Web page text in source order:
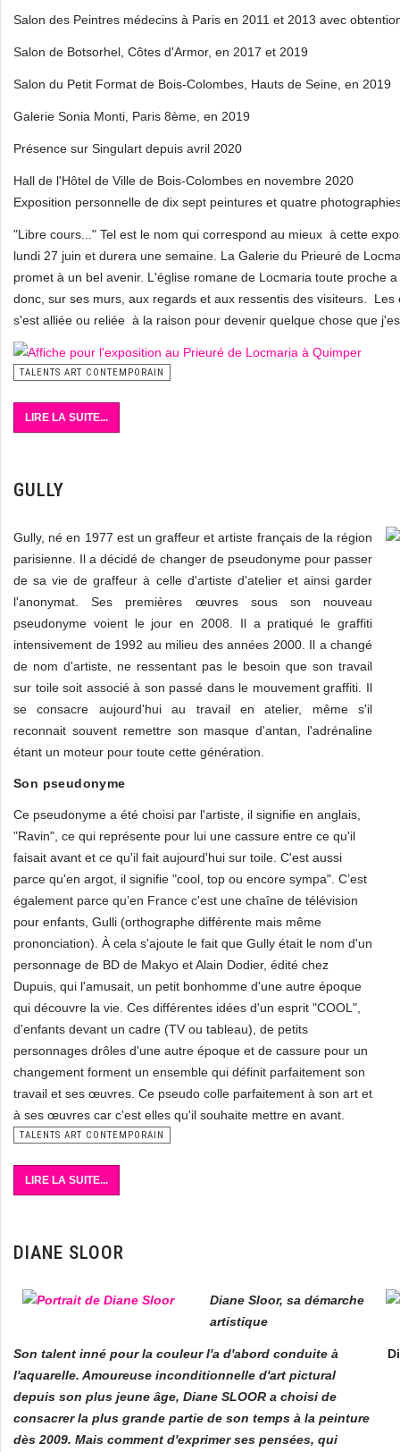
Salon des Peintres médecins à Paris en 2011 et 2013 avec
Salon de Botsorhel, Côtes d'Armor, en 2017 et 2019
Salon du Petit Format de Bois-Colombes, Hauts de Seine, en 2019
Galerie Sonia Monti, Paris 8ème, en 2019
Présence sur Singulart depuis avril 2020
Hall de l'Hôtel de Ville de Bois-Colombes en novembre 2020
Exposition personnelle de dix sept peintures et quatre
"Libre cours..." Tel est le nom qui correspond au mieux à cette
lundi 27 juin et durera une semaine. La Galerie du Prieuré de
promet à un bel avenir. L'église romane de Locmaria toute proche
donc, sur ses murs, aux regards et aux ressentis des visiteurs.
s'est alliée ou reliée à la raison pour devenir quelque chose que
TALENTS ART CONTEMPORAIN
LIRE LA SUITE...
GULLY
Gully, né en 1977 est un graffeur et artiste français de la région
parisienne. Il a décidé de changer de pseudonyme pour passer
de sa vie de graffeur à celle d'artiste d'atelier et ainsi garder
l'anonymat. Ses premières œuvres sous son nouveau
pseudonyme voient le jour en 2008. Il a pratiqué le graffiti
intensivement de 1992 au milieu des années 2000. Il a changé
de nom d'artiste, ne ressentant pas le besoin que son travail
sur toile soit associé à son passé dans le mouvement graffiti. Il
se consacre aujourd'hui au travail en atelier, même s'il
reconnait souvent remettre son masque d'antan, l'adrénaline
étant un moteur pour toute cette génération.
Son pseudonyme
Ce pseudonyme a été choisi par l'artiste, il signifie en anglais,
"Ravin", ce qui représente pour lui une cassure entre ce qu'il
faisait avant et ce qu'il fait aujourd'hui sur toile. C'est aussi
parce qu'en argot, il signifie "cool, top ou encore sympa". C’est
également parce qu’en France c'est une chaîne de télévision
pour enfants, Gulli (orthographe différente mais même
prononciation). À cela s'ajoute le fait que Gully était le nom d'un
personnage de BD de Makyo et Alain Dodier, édité chez
Dupuis, qui l'amusait, un petit bonhomme d'une autre époque
qui découvre la vie. Ces différentes idées d'un esprit "COOL",
d'enfants devant un cadre (TV ou tableau), de petits
personnages drôles d'une autre époque et de cassure pour un
changement forment un ensemble qui définit parfaitement son
travail et ses œuvres. Ce pseudo colle parfaitement à son art et
à ses œuvres car c'est elles qu'il souhaite mettre en avant.
TALENTS ART CONTEMPORAIN
LIRE LA SUITE...
DIANE SLOOR
Diane Sloor, sa démarche
artistique
Son talent inné pour la couleur l'a d'abord conduite à
l'aquarelle. Amoureuse inconditionnelle d'art pictural
depuis son plus jeune âge, Diane SLOOR a choisi de
consacrer la plus grande partie de son temps à la peinture
dès 2009. Mais comment d'exprimer ses pensées, qui